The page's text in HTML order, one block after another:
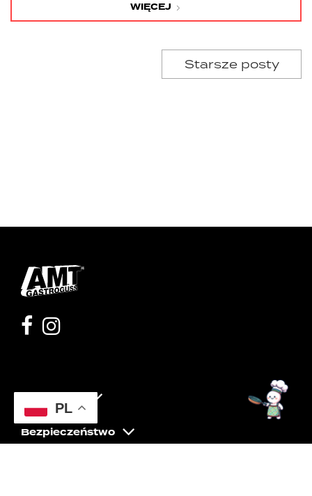
WIĘCEJ
Starsze posty
Bezpieczeństwo
PL